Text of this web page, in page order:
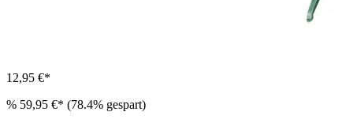
12,95 €*
% 59,95 €* (78.4% gespart)